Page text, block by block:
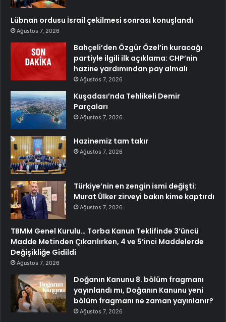
Lübnan ordusu İsrail çekilmesi sonrası konuşlandı
Ağustos 7, 2026
Bahçeli’den Özgür Özel’in kuracağı
partiyle ilgili ilk açıklama: CHP’nin
hazine yardımından pay almalı
Ağustos 7, 2026
Kuşadası’nda Tehlikeli Demir
Parçaları
Ağustos 7, 2026
Hazinemiz tam takır
Ağustos 7, 2026
Türkiye’nin en zengin ismi değişti:
Murat Ülker zirveyi bakın kime kaptırdı
Ağustos 7, 2026
TBMM Genel Kurulu… Torba Kanun Teklifinde 3’üncü
Madde Metinden Çıkarılırken, 4 ve 5’inci Maddelerde
Değişikliğe Gidildi
Ağustos 7, 2026
Doğanın Kanunu 8. bölüm fragmanı
yayınlandı mı, Doğanın Kanunu yeni
bölüm fragmanı ne zaman yayınlanır?
Ağustos 7, 2026